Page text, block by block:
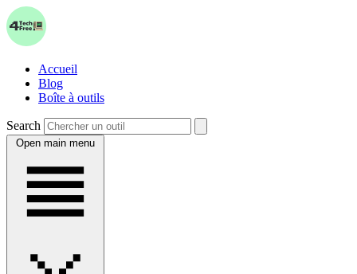
Accueil
Blog
Boîte à outils
Search
Open main menu